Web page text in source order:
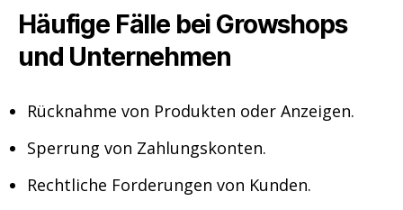
Häufige Fälle bei Growshops
und Unternehmen
Rücknahme von Produkten oder Anzeigen.
Sperrung von Zahlungskonten.
Rechtliche Forderungen von Kunden.